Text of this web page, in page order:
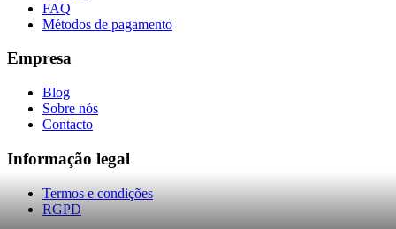
FAQ
Métodos de pagamento
Empresa
Blog
Sobre nós
Contacto
Informação legal
Termos e condições
RGPD